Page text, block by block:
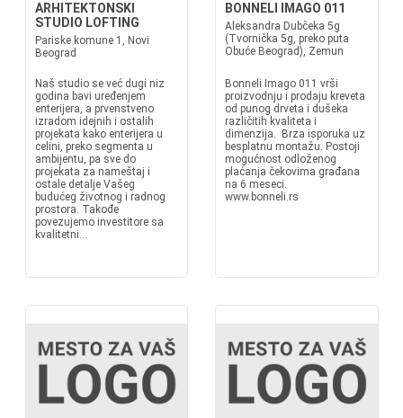
ARHITEKTONSKI
STUDIO LOFTING
Pariske komune 1, Novi
Beograd
Naš studio se već dugi niz
godina bavi uređenjem
enterijera, a prvenstveno
izradom idejnih i ostalih
projekata kako enterijera u
celini, preko segmenta u
ambijentu, pa sve do
projekata za nameštaj i
ostale detalje Vašeg
budućeg životnog i radnog
prostora. Takođe
povezujemo investitore sa
kvalitetni...
BONNELI IMAGO 011
Aleksandra Dubčeka 5g
(Tvornička 5g, preko puta
Obuće Beograd), Zemun
Bonneli Imago 011 vrši
proizvodnju i prodaju kreveta
od punog drveta i dušeka
različitih kvaliteta i
dimenzija. Brza isporuka uz
besplatnu montažu. Postoji
mogućnost odloženog
plaćanja čekovima građana
na 6 meseci.
www.bonneli.rs